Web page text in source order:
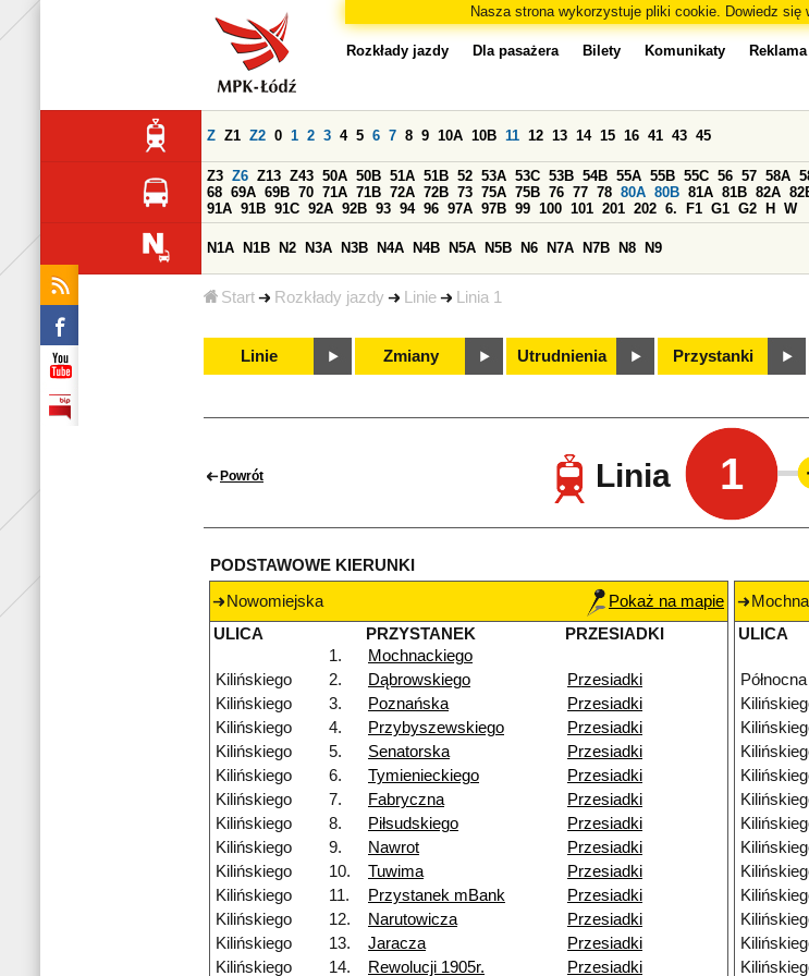
Nasza strona wykorzystuje pliki cookie. Dowiedz się
Start Rozkłady jazdy Linie Linia 1
Rozkłady jazdy Dla pasażera Bilety Komunikaty Reklama
Z Z1 Z2 0 1 2 3 4 5 6 7 8 9 10A 10B 11 12 13 14 15 16 41 43 45
Z3 Z6 Z13 Z43 50A 50B 51A 51B 52 53A 53C 53B 54B 55A 55B 55C 56 57 58A
68 69A 69B 70 71A 71B 72A 72B 73 75A 75B 76 77 78 80A 80B 81A 81B 82A
91A 91B 91C 92A 92B 93 94 96 97A 97B 99 100 101 201 202 6. F1 G1 G2 H W
N1A N1B N2 N3A N3B N4A N4B N5A N5B N6 N7A N7B N8 N9
Linie Zmiany Utrudnienia Przystanki
Powrót Linia 1
PODSTAWOWE KIERUNKI
Nowomiejska
Pokaż na mapie
ULICA
PRZYSTANEK
PRZESIADKI
1.
Mochnackiego
Kilińskiego
2. Dąbrowskiego
Przesiadki
Kilińskiego
3. Poznańska
Przesiadki
Kilińskiego
4. Przybyszewskiego
Przesiadki
Kilińskiego
5. Senatorska
Przesiadki
Kilińskiego
6. Tymienieckiego
Przesiadki
Kilińskiego
7. Fabryczna
Przesiadki
Kilińskiego
8. Piłsudskiego
Przesiadki
Kilińskiego
9. Nawrot
Przesiadki
Kilińskiego
10. Tuwima
Przesiadki
Kilińskiego
11. Przystanek mBank
Przesiadki
Kilińskiego
12. Narutowicza
Przesiadki
Kilińskiego
13. Jaracza
Przesiadki
Kilińskiego
14. Rewolucji 1905r. Przesiadki
ULICA
Północna